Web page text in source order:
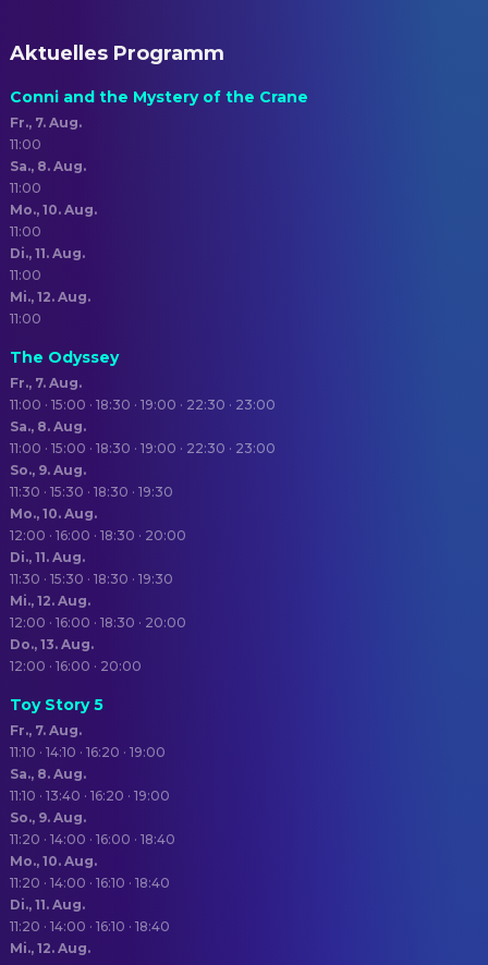
Aktuelles Programm
Conni and the Mystery of the Crane
Fr., 7. Aug.
11:00
Sa., 8. Aug.
11:00
Mo., 10. Aug.
11:00
Di., 11. Aug.
11:00
Mi., 12. Aug.
11:00
The Odyssey
Fr., 7. Aug.
11:00 · 15:00 · 18:30 · 19:00 · 22:30 · 23:00
Sa., 8. Aug.
11:00 · 15:00 · 18:30 · 19:00 · 22:30 · 23:00
So., 9. Aug.
11:30 · 15:30 · 18:30 · 19:30
Mo., 10. Aug.
12:00 · 16:00 · 18:30 · 20:00
Di., 11. Aug.
11:30 · 15:30 · 18:30 · 19:30
Mi., 12. Aug.
12:00 · 16:00 · 18:30 · 20:00
Do., 13. Aug.
12:00 · 16:00 · 20:00
Toy Story 5
Fr., 7. Aug.
11:10 · 14:10 · 16:20 · 19:00
Sa., 8. Aug.
11:10 · 13:40 · 16:20 · 19:00
So., 9. Aug.
11:20 · 14:00 · 16:00 · 18:40
Mo., 10. Aug.
11:20 · 14:00 · 16:10 · 18:40
Di., 11. Aug.
11:20 · 14:00 · 16:10 · 18:40
Mi., 12. Aug.